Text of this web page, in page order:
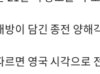
이 담긴 종전 양
면 영국 시각으로